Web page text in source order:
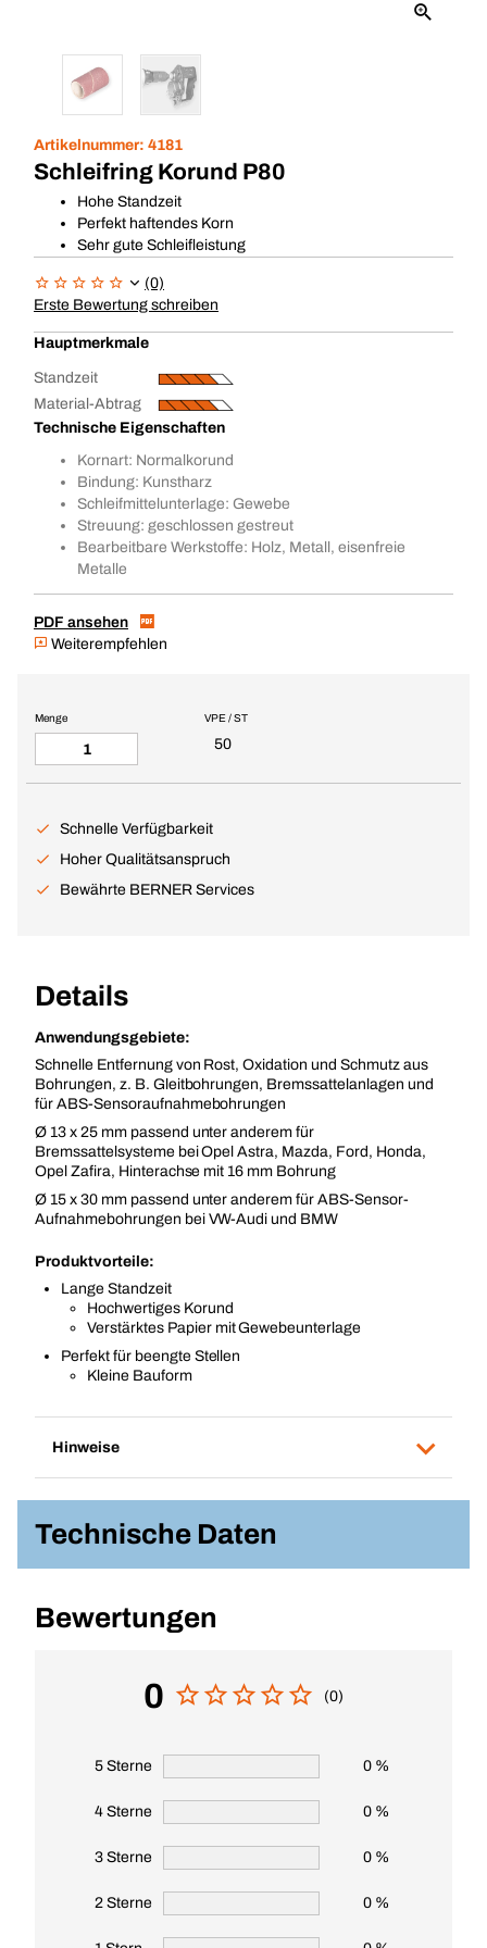
Artikelnummer: 4181
Schleifring Korund P80
Hohe Standzeit
Perfekt haftendes Korn
Sehr gute Schleifleistung
(0)
Erste Bewertung schreiben
Hauptmerkmale
Standzeit
Material-Abtrag
Technische Eigenschaften
Kornart: Normalkorund
Bindung: Kunstharz
Schleifmittelunterlage: Gewebe
Streuung: geschlossen gestreut
Bearbeitbare Werkstoffe: Holz, Metall, eisenfreie
Metalle
PDF ansehen
Weiterempfehlen
VPE / ST
50
Menge
Schnelle Verfügbarkeit
Hoher Qualitätsanspruch
Bewährte BERNER Services
Details
Anwendungsgebiete:
Schnelle Entfernung von Rost, Oxidation und Schmutz aus
Bohrungen, z. B. Gleitbohrungen, Bremssattelanlagen und
für ABS-Sensoraufnahmebohrungen
Ø 13 x 25 mm passend unter anderem für
Bremssattelsysteme bei Opel Astra, Mazda, Ford, Honda,
Opel Zafira, Hinterachse mit 16 mm Bohrung
Ø 15 x 30 mm passend unter anderem für ABS-Sensor-
Aufnahmebohrungen bei VW-Audi und BMW
Produktvorteile:
Lange Standzeit
Hochwertiges Korund
Verstärktes Papier mit Gewebeunterlage
Perfekt für beengte Stellen
Kleine Bauform
Hinweise
Technische Daten
Bewertungen
0 (0)
5 Sterne 0 %
4 Sterne 0 %
3 Sterne 0 %
2 Sterne 0 %